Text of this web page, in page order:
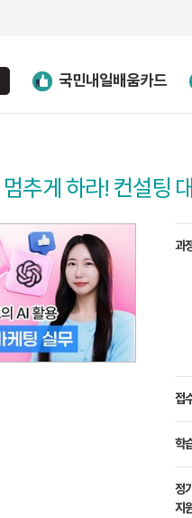
국민내일배움카드
추게 하라! 컨설팅
과
접
학
정
지